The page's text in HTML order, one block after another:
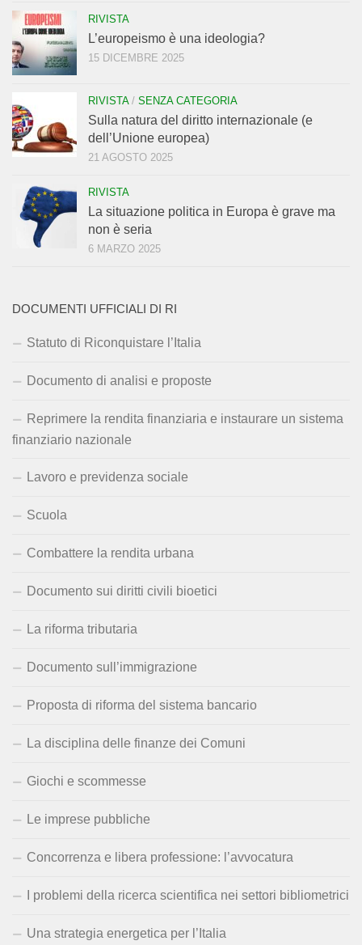
RIVISTA
L’europeismo è una ideologia?
15 DICEMBRE 2025
RIVISTA/ SENZA CATEGORIA
Sulla natura del diritto internazionale (e
dell’Unione europea)
21 AGOSTO 2025
RIVISTA
La situazione politica in Europa è grave ma
non è seria
6 MARZO 2025
DOCUMENTI UFFICIALI DI RI
Statuto di Riconquistare l’Italia
Documento di analisi e proposte
Reprimere la rendita finanziaria e instaurare un sistema
finanziario nazionale
Lavoro e previdenza sociale
Scuola
Combattere la rendita urbana
Documento sui diritti civili bioetici
La riforma tributaria
Documento sull’immigrazione
Proposta di riforma del sistema bancario
La disciplina delle finanze dei Comuni
Giochi e scommesse
Le imprese pubbliche
Concorrenza e libera professione: l’avvocatura
I problemi della ricerca scientifica nei settori bibliometrici
Una strategia energetica per l’Italia